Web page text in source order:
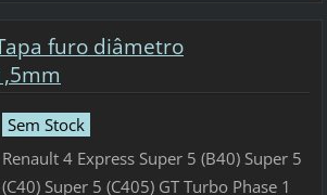
furo diâmetro
Sem Stock
Renault 4 Express Super 5 (B40) Super 5
(C40) Super 5 (C405) GT Turbo Phase 1